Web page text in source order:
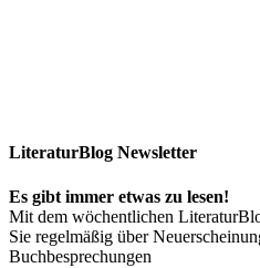
LiteraturBlog Newsletter
Es gibt immer etwas zu lesen!
Mit dem wöchentlichen
Sie regelmäßig über
Buchbesprechungen